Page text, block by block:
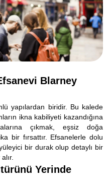
Blarney
yapılardan biridir. Bu kalede
ikna kabiliyeti kazandığına
çıkmak, eşsiz doğa
bir fırsattır. Efsanelerle dolu
bir durak olup detaylı bir
Yerinde